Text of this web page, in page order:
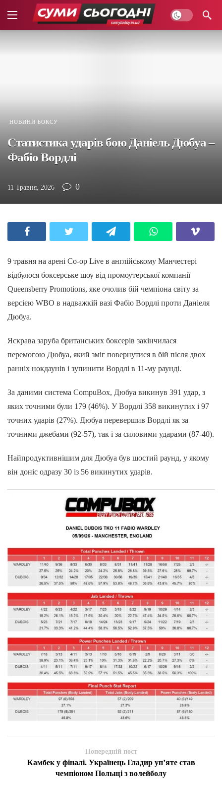
НОВИНИ БОКСУ
Статистика ударів бою Даніель Дюбуа –
Фабіо Вордлі
11 Травня, 2026 0
9 травня на арені Co-op Live в англійському Манчестері
відбулося боксерське шоу від промоутерської компанії
Queensberry Promotions, яке очолив бій чемпіона світу за
версією WBO в надважкій вазі Фабіо Вордлі проти Даніеля
Дюбуа.
Яскрава заруба британських боксерів закінчилася
перемогою Дюбуа, який зміг повернутися в бій після двох
ранніх нокдаунів і зупинити Вордлі в 11-му раунді.
За даними система CompuBox, Дюбуа викинув 391 удар, з
яких точними були 179 (46%). У Вордлі 358 викинутих і 97
точних ударів (27%). Дюбуа перевершив Вордлі як за
точними джебами (92-57), так і за силовими ударами (87-40).
Найпродуктивнішим для Дюбуа був шостий раунд, у якому
він доніс одразу 30 із 56 викинутих ударів.
Попередній пост
Камбек у фіналі. Українець Гладир уп’яте став
чемпіоном Польщі з волейболу